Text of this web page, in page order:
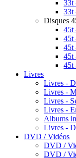
33t
33t
Disques
45t
45t
45t
45t
45t
Livres
Livres -
Livres -
Livres -
Livres -
Albums
Livres -
DVD / Vidéos
DVD /
DVD /